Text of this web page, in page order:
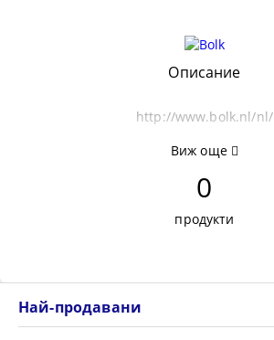
Описание
http://www.bolk.nl/nl/
Виж още
0
продукти
Най-продавани